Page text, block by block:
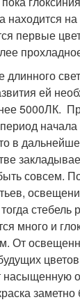
находится
первые
длинного
ей
5000ЛК.
начала
в
совсем.
стебель
много и
От
заметно